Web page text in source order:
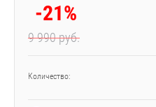
-21%
9 990руб.
Количество: